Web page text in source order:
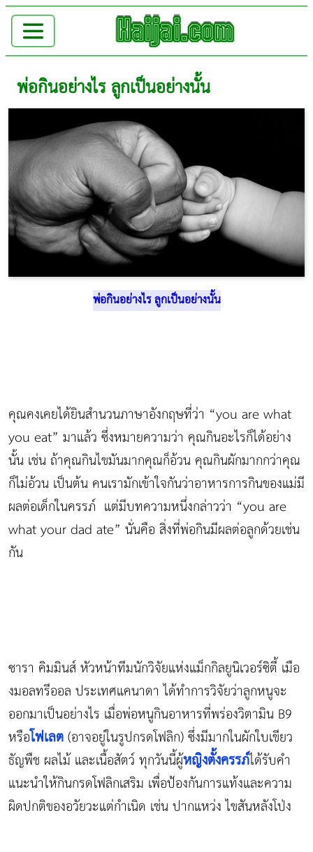
พ่อกินอย่างไร ลูกเป็นอย่างนั้น
พ่อกินอย่างไร ลูกเป็นอย่างนั้น
คุณคงเคยได้ยินสำนวนภาษาอังกฤษที่ว่า “you are what
you eat” มาแล้ว ซึ่งหมายความว่า คุณกินอะไรก็ได้อย่าง
นั้น เช่น ถ้าคุณกินไขมันมากคุณก็อ้วน คุณกินผักมากกว่าคุณ
ก็ไม่อ้วน เป็นต้น คนเรามักเข้าใจกันว่าอาหารการกินของแม่มี
ผลต่อเด็กในครรภ์ แต่มีบทความหนึ่งกล่าวว่า “you are
what your dad ate” นั่นคือ สิ่งที่พ่อกินมีผลต่อลูกด้วยเช่น
กัน
ซารา คิมมินส์ หัวหน้าทีมนักวิจัยแห่งแม็กกิลยูนิเวอร์ซิตี้ เมือ
งมอลทรีออล ประเทศแคนาดา ได้ทำการวิจัยว่าลูกหนูจะ
ออกมาเป็นอย่างไร เมื่อพ่อหนูกินอาหารที่พร่องวิตามิน B9
หรือโฟเลต(อาจอยู่ในรูปกรดโฟลิก) ซึ่งมีมากในผักใบเขียว
ธัญพืช ผลไม้ และเนื้อสัตว์ ทุกวันนี้ผู้หญิงตั้งครรภ์ได้รับคำ
แนะนำให้กินกรดโฟลิกเสริม เพื่อป้องกันการแท้งและความ
ผิดปกติของอวัยวะแต่กำเนิด เช่น ปากแหว่ง ไขสันหลังโป่ง